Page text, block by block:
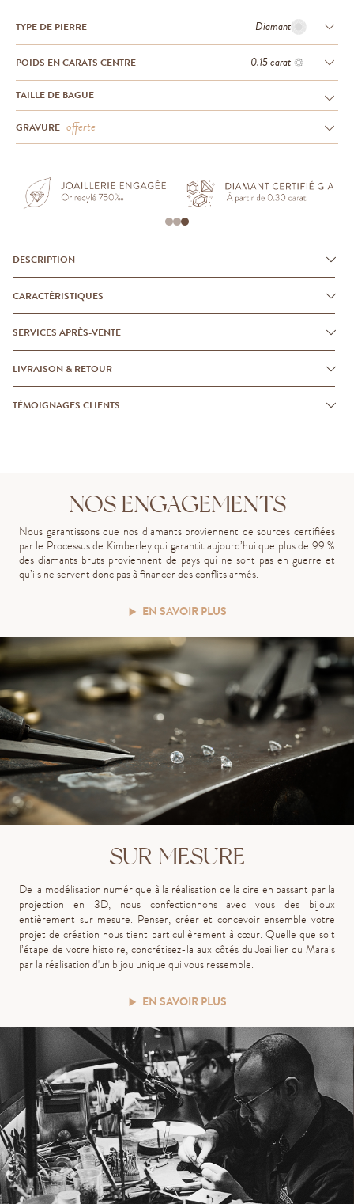
TYPE DE PIERRE Diamant
POIDS EN CARATS CENTRE 0.15 carat
TAILLE DE BAGUE
GRAVURE offerte
DESCRIPTION
CARACTÉRISTIQUES
SERVICES APRÈS-VENTE
LIVRAISON & RETOUR
TÉMOIGNAGES CLIENTS
NOS ENGAGEMENTS
Nous garantissons que nos diamants proviennent de sources certifiées
par le Processus de Kimberley qui garantit aujourd’hui que plus de 99 %
des diamants bruts proviennent de pays qui ne sont pas en guerre et
qu’ils ne servent donc pas à financer des conflits armés.
EN SAVOIR PLUS
SUR MESURE
De la modélisation numérique à la réalisation de la cire en passant par la
projection en 3D, nous confectionnons avec vous des bijoux
entièrement sur mesure. Penser, créeret concevoirensemble votre
projet de création noustient particulièrement à cœur. Quelle que soit
l’étape de votre histoire, concrétisez-la aux côtés du Joaillier du Marais
par la réalisation d'un bijou unique qui vous ressemble.
EN SAVOIR PLUS